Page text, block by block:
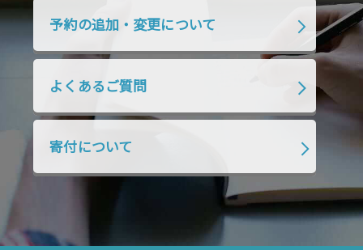
2018年7月 2018年6月
2018年4月 2018年3月 2018年2月
2018年1月 2017年12月
2017年10月 2017年9月 2017年8月
2017年5月
2017年4月
予約の追加・変更について
よくあるご質問
寄付について